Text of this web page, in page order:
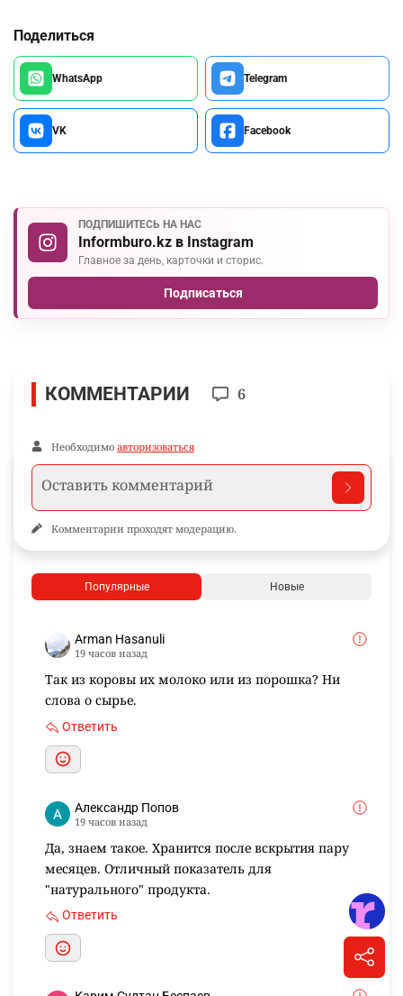
Поделиться
WhatsApp Telegram
VK Facebook
ПОДПИШИТЕСЬ НА НАС
Informburo.kz в Instagram
Главное за день, карточки и сторис.
Подписаться
КОММЕНТАРИИ 6
Необходимо авторизоваться
Комментарии проходят модерацию.
Популярные Новые
Arman Hasanuli
19 часов назад
Так из коровы их молоко или из порошка? Ни
слова о сырье.
Ответить
Александр Попов
19 часов назад
Да, знаем такое. Хранится после вскрытия пару
месяцев. Отличный показатель для
"натурального" продукта.
Ответить